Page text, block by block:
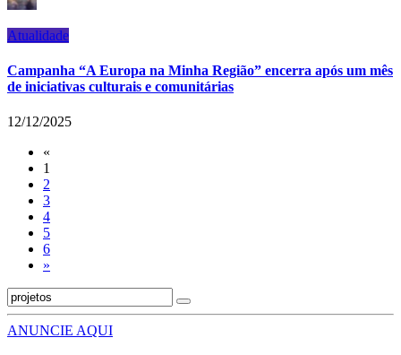
Atualidade
Campanha “A Europa na Minha Região” encerra após um mês
de iniciativas culturais e comunitárias
12/12/2025
«
1
2
3
4
5
6
»
ANUNCIE AQUI